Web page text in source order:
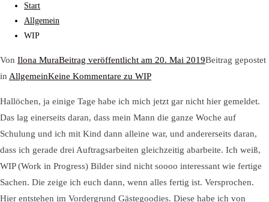
Start
Allgemein
WIP
Von Ilona MuraBeitrag veröffentlicht am 20. Mai 2019Beitrag gepostet
in AllgemeinKeine Kommentare zu WIP
Hallöchen, ja einige Tage habe ich mich jetzt gar nicht hier gemeldet.
Das lag einerseits daran, dass mein Mann die ganze Woche auf
Schulung und ich mit Kind dann alleine war, und andererseits daran,
dass ich gerade drei Auftragsarbeiten gleichzeitig abarbeite. Ich weiß,
WIP (Work in Progress) Bilder sind nicht soooo interessant wie fertige
Sachen. Die zeige ich euch dann, wenn alles fertig ist. Versprochen.
Hier entstehen im Vordergrund Gästegoodies. Diese habe ich von